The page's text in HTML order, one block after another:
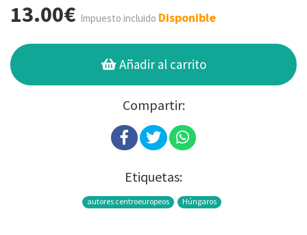
13.00€ Impuesto incluido Disponible
Añadir al carrito
Compartir:
Etiquetas:
autores centroeuropeos Húngaros